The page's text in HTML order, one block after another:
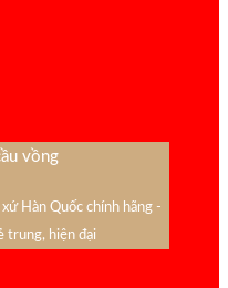
vồng
Hàn Quốc chính hãng -
trung, hiện đại